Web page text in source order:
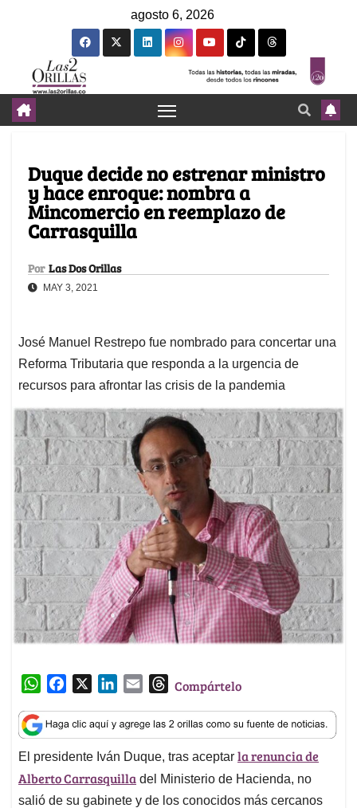
agosto 6, 2026
Duque decide no estrenar ministro
y hace enroque: nombra a
Mincomercio en reemplazo de
Carrasquilla
Por Las Dos Orillas
MAY 3, 2021
José Manuel Restrepo fue nombrado para concertar una
Reforma Tributaria que responda a la urgencia de
recursos para afrontar las crisis de la pandemia
W
a
t
s
A
p
c
e
b
o
o
n
k
e
d
I
a
i
l
T
r
e
a
d
s
Compártelo
El presidente Iván Duque, tras aceptar la renuncia de
Alberto Carrasquilla del Ministerio de Hacienda, no
salió de su gabinete y de los conocidos más cercanos